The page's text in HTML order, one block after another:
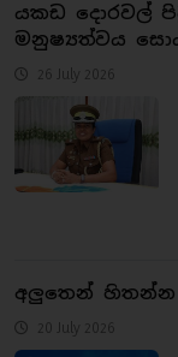
යකඩ දොරවල්
මනුෂ්‍යත්වය
26 July 2026
අලුතෙන්
20 July 2026